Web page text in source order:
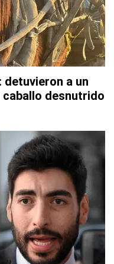
a un
caballo desnutrido